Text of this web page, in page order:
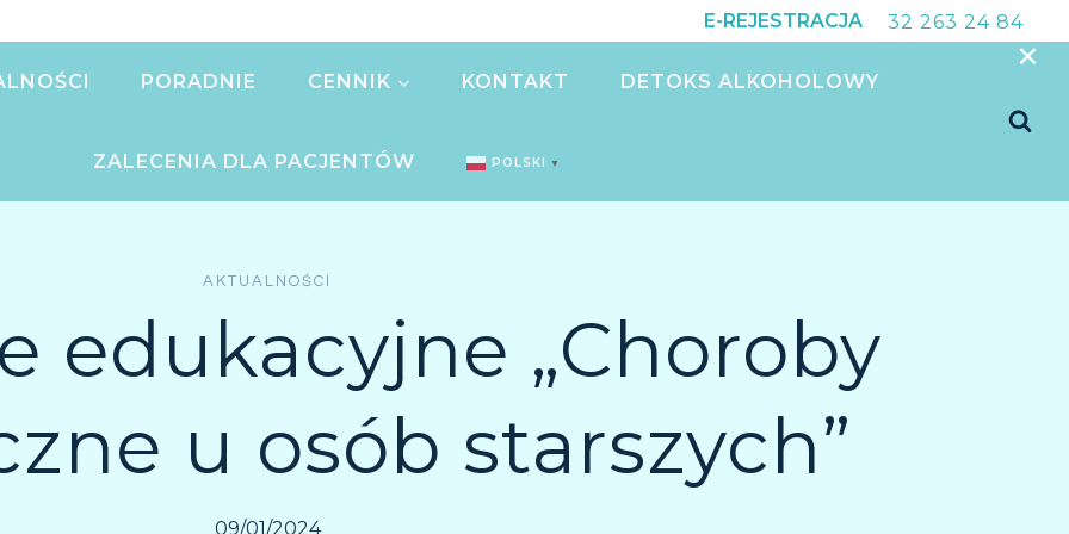
E-REJESTRACJA 32 263 24 84
PORADNIE CENNIK KONTAKT DETOKS ALKOHOLOWY
ZALECENIA DLA PACJENTÓW POLSKI ▼
AKTUALNOŚCI
edukacyjne „Choroby
u osób starszych”
09/01/2024
×